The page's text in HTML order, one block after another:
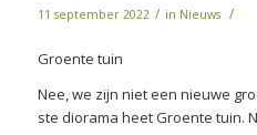
11 september 2022 / in Nieuws /
Groente tuin
Nee, we zijn niet een nieuwe
ste diorama heet Groente tuin.